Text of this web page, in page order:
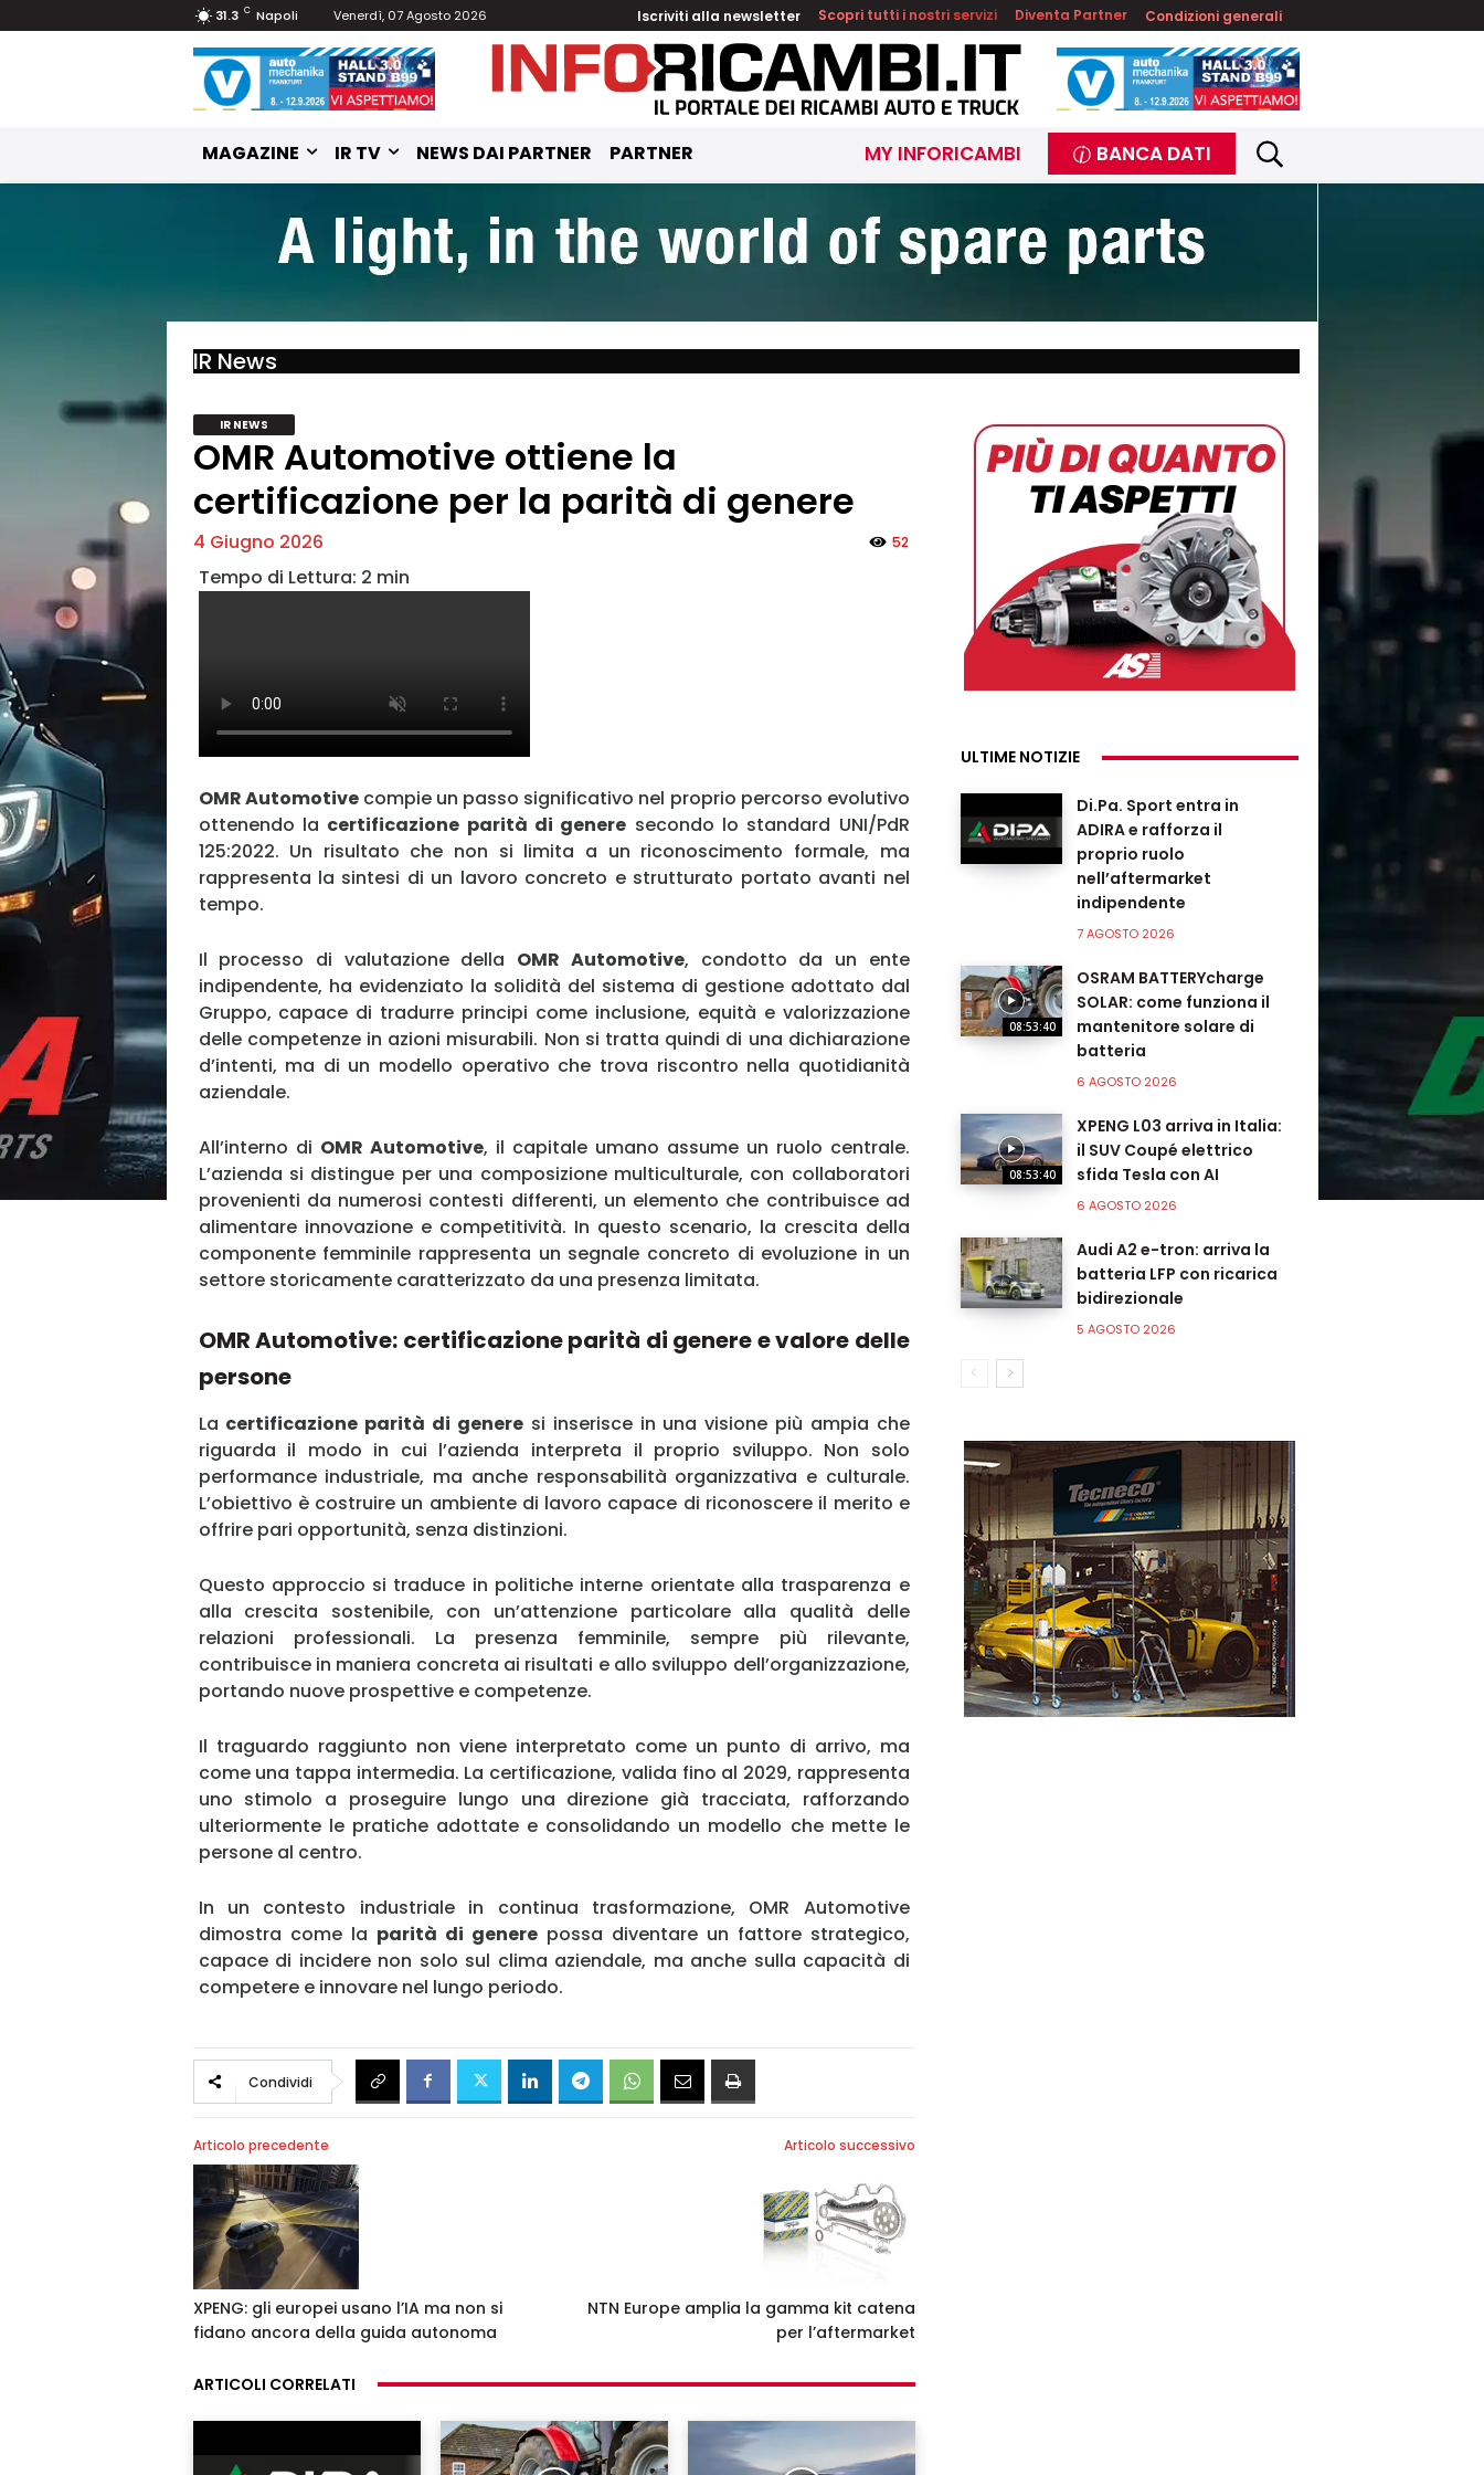
Password
Accedi
31.3 C Napoli Venerdì, 07 Agosto 2026 Iscriviti alla newsletter Scopri tutti i nostri servizi Diventa Partner Condizioni generali
MAGAZINE IR TV NEWS DAI PARTNER PARTNER MY INFORICAMBI BANCA DATI
IR News
IR NEWS
OMR Automotive ottiene la
certificazione per la parità di genere
4 Giugno 2026 52
OMR Automotivecompie un passo significativo nel proprio percorso evolutivo
ottenendo la certificazione parità di genere secondo lo standard UNI/PdR
125:2022. Un risultato che non si limita a un riconoscimento formale, ma
rappresenta la sintesi di un lavoro concreto e strutturato portato avanti nel
tempo.
Il processo di valutazione della OMR Automotive, condotto da un ente
indipendente, ha evidenziato la solidità del sistema di gestione adottato dal
Gruppo, capace di tradurre principi come inclusione, equità e valorizzazione
delle competenze in azioni misurabili. Non si tratta quindi di una dichiarazione
d’intenti, ma di un modello operativo che trova riscontro nella quotidianità
aziendale.
All’interno di OMR Automotive, il capitale umano assume un ruolo centrale.
L’azienda si distingue per una composizione multiculturale, con collaboratori
provenienti da numerosi contesti differenti, un elemento che contribuisce ad
alimentare innovazione e competitività. In questo scenario, la crescita della
componente femminile rappresenta un segnale concreto di evoluzione in un
settore storicamente caratterizzato da una presenza limitata.
OMR Automotive: certificazione parità di genere e valore delle
persone
La certificazione parità di generesi inserisce in una visione più ampia che
riguarda il modo in cui l’azienda interpreta il proprio sviluppo. Non solo
performance industriale, ma anche responsabilità organizzativa e culturale.
L’obiettivo è costruire un ambiente di lavoro capace di riconoscere il merito e
offrire pari opportunità, senza distinzioni.
Questo approccio si traduce in politiche interne orientate alla trasparenza e
alla crescita sostenibile, con un’attenzione particolare alla qualità delle
relazioni professionali. La presenza femminile, sempre più rilevante,
contribuisce in maniera concreta ai risultati e allo sviluppo dell’organizzazione,
portando nuove prospettive e competenze.
Il traguardo raggiunto non viene interpretato come un punto di arrivo, ma
come una tappa intermedia. La certificazione, valida fino al 2029, rappresenta
uno stimolo a proseguire lungo una direzione già tracciata, rafforzando
ulteriormente le pratiche adottate e consolidando un modello che mette le
persone al centro.
In un contesto industriale in continua trasformazione, OMR Automotive
dimostra come la parità di generepossa diventare un fattore strategico,
capace di incidere non solo sul clima aziendale, ma anche sulla capacità di
competere e innovare nel lungo periodo.
Condividi
Articolo precedente
XPENG: gli europei usano l’IA ma non si
fidano ancora della guida autonoma
Articolo successivo
NTN Europe amplia la gamma kit catena
per l’aftermarket
ARTICOLI CORRELATI
ULTIME NOTIZIE
Di.Pa. Sport entra in
ADIRA e rafforza il
proprio ruolo
nell’aftermarket
indipendente
7 AGOSTO 2026
08:53:40
OSRAM BATTERYcharge
SOLAR: come funziona il
mantenitore solare di
batteria
6 AGOSTO 2026
08:53:40
XPENG L03 arriva in Italia:
il SUV Coupé elettrico
sfida Tesla con AI
6 AGOSTO 2026
Audi A2 e-tron: arriva la
batteria LFP con ricarica
bidirezionale
5 AGOSTO 2026